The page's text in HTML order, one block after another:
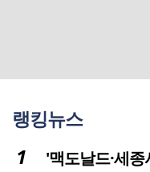
랭킹뉴스
'맥도날드·세종시립박